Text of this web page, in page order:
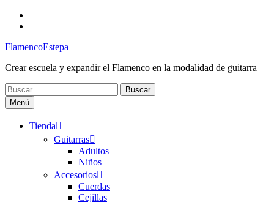
Saltar
FlamencoEstepa
Crear escuela y expandir el Flamenco en la modalidad de guitarra
Buscar:
Menú
Tienda
Guitarras
Adultos
Niños
Accesorios
Cuerdas
Cejillas